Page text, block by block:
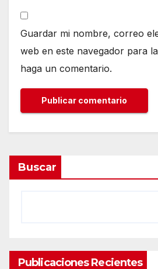
Guardar mi nombre, correo
web en este navegador para
haga un comentario.
Buscar
Publicaciones Recientes